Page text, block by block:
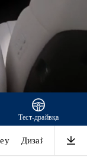
Тест-драйвқа
Дизайн